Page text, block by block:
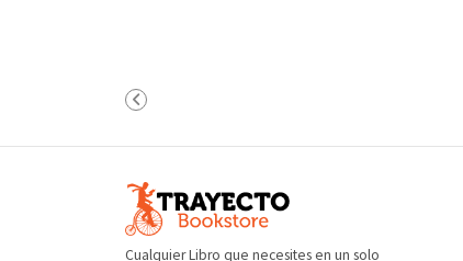
Cualquier Libro que necesites en un solo